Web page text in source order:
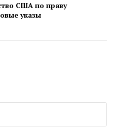
США по праву
указы